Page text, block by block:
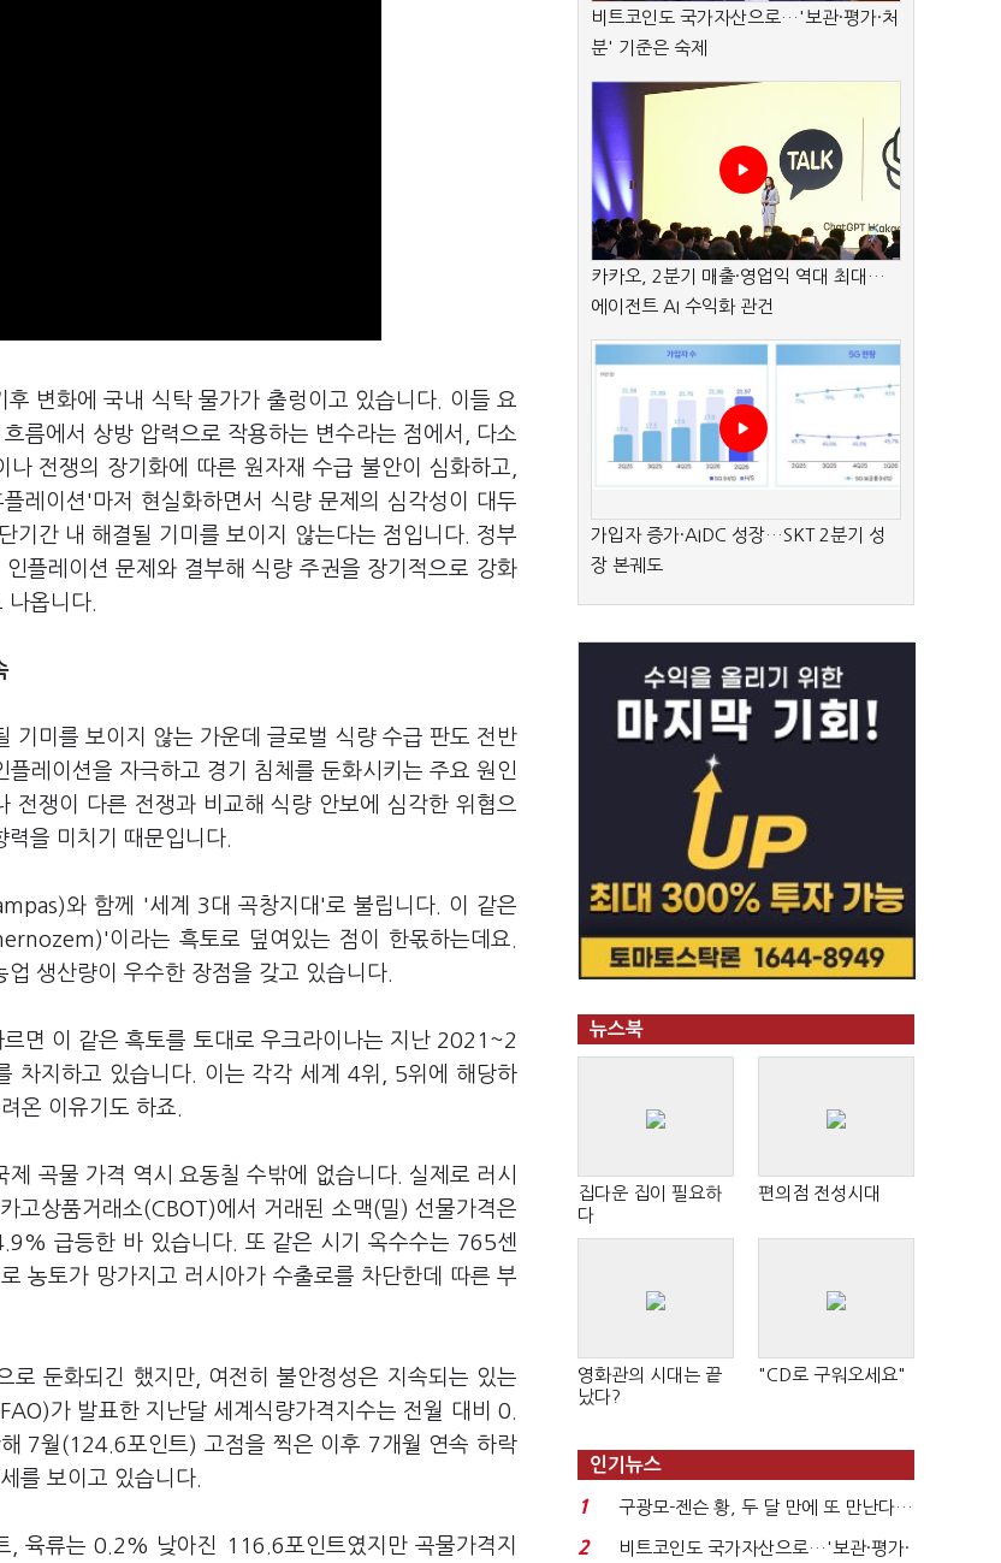
변화에 국내 식탁 물가가 출렁이고 있습니다. 이들 요
름에서 상방 압력으로 작용하는 변수라는 점에서, 다소
전쟁의 장기화에 따른 원자재 수급 불안이 심화하고,
레이션'마저 현실화하면서 식량 문제의 심각성이 대두
기간 내 해결될 기미를 보이지 않는다는 점입니다. 정부
플레이션 문제와 결부해 식량 주권을 장기적으로 강화
옵니다.
미를 보이지 않는 가운데 글로벌 식량 수급 판도 전반
레이션을 자극하고 경기 침체를 둔화시키는 주요 원인
전쟁이 다른 전쟁과 비교해 식량 안보에 심각한 위협으
을 미치기 때문입니다.
와 함께 '세계 3대 곡창지대'로 불립니다. 이 같은
이라는 흑토로 덮여있는 점이 한몫하는데요.
생산량이 우수한 장점을 갖고 있습니다.
이 같은 흑토를 토대로 우크라이나는 지난 2021~2
지하고 있습니다. 이는 각각 세계 4위, 5위에 해당하
온 이유기도 하죠.
곡물 가격 역시 요동칠 수밖에 없습니다. 실제로 러시
고상품거래소(CBOT)에서 거래된 소맥(밀) 선물가격은
급등한 바 있습니다. 또 같은 시기 옥수수는 765센
농토가 망가지고 러시아가 수출로를 차단한데 따른 부
둔화되긴 했지만, 여전히 불안정성은 지속되는 있는
가 발표한 지난달 세계식량가격지수는 전월 대비 0.
7월(124.6포인트) 고점을 찍은 이후 7개월 연속 하락
를 보이고 있습니다.
육류는 0.2% 낮아진 116.6포인트였지만 곡물가격지
비트코인도 국가자산으로…'보관·평가·처
분' 기준은 숙제
카카오, 2분기 매출·영업익 역대 최대…
에이전트 AI 수익화 관건
가입자 증가·AIDC 성장…SKT 2분기 성
장 본궤도
뉴스북
집다운 집이 필요하
다
편의점 전성시대
영화관의 시대는 끝
났다?
"CD로 구워오세요"
인기뉴스
1
구광모-젠슨 황, 두 달 만에 또 만난다…
로봇·AI 등 논...
2
비트코인도 국가자산으로…'보관·평가·